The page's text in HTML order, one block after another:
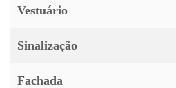
Vestuário
Sinalização
Fachada